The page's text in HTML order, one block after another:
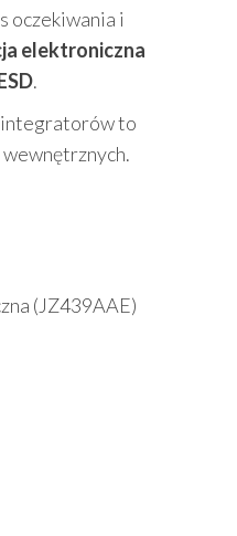
oczekiwania i
elektroniczna
.
integratorów to
(JZ439AAE)